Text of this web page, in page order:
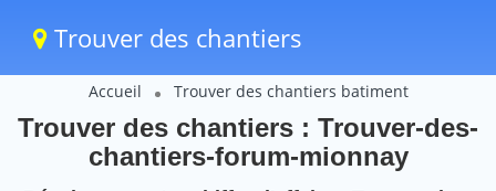
Trouver des chantiers
Accueil Trouver des chantiers batiment
Trouver des chantiers : Trouver-des-
chantiers-forum-mionnay